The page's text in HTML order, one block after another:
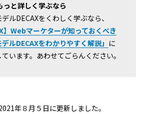
っと詳しく学ぶなら
ルDECAXをくわしく学ぶなら、
】Webマーケターが知っておくべき
ルDECAXをわかりやすく解説」 に
います。あわせてごらんください。
年８月５日に更新しました。